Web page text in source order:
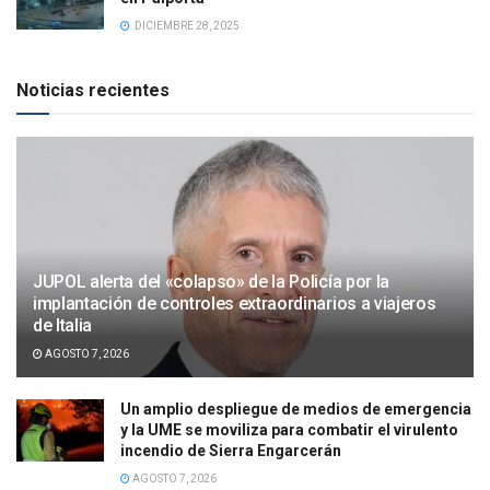
DICIEMBRE 28, 2025
Noticias recientes
JUPOL alerta del «colapso» de la Policía por la
implantación de controles extraordinarios a viajeros
de Italia
AGOSTO 7, 2026
Un amplio despliegue de medios de emergencia
y la UME se moviliza para combatir el virulento
incendio de Sierra Engarcerán
AGOSTO 7, 2026